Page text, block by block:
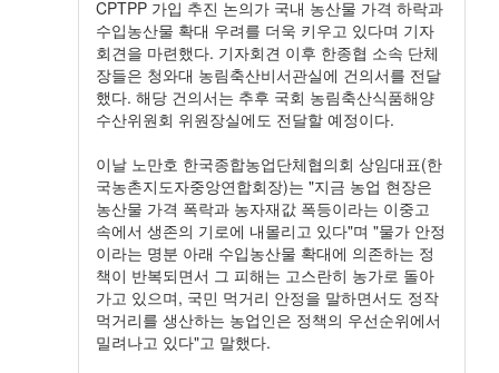
CPTPP 가입 추진 논의가 국내 농산물 가격 하락과
수입농산물 확대 우려를 더욱 키우고 있다며 기자
회견을 마련했다. 기자회견 이후 한종협 소속 단체
장들은 청와대 농림축산비서관실에 건의서를 전달
했다. 해당 건의서는 추후 국회 농림축산식품해양
수산위원회 위원장실에도 전달할 예정이다.
이날 노만호 한국종합농업단체협의회 상임대표(한
국농촌지도자중앙연합회장)는 "지금 농업 현장은
농산물 가격 폭락과 농자재값 폭등이라는 이중고
속에서 생존의 기로에 내몰리고 있다"며 "물가 안정
이라는 명분 아래 수입농산물 확대에 의존하는 정
책이 반복되면서 그 피해는 고스란히 농가로 돌아
가고 있으며, 국민 먹거리 안정을 말하면서도 정작
먹거리를 생산하는 농업인은 정책의 우선순위에서
밀려나고 있다"고 말했다.